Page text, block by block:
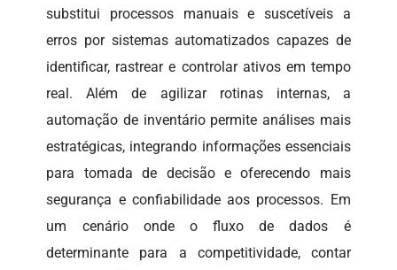
substitui processos manuais e suscetíveis a
erros por sistemas automatizados capazes de
identificar, rastrear e controlar ativos em tempo
real. Além de agilizar rotinas internas, a
automação de inventário permite análises mais
estratégicas, integrando informações essenciais
para tomada de decisão e oferecendo mais
segurança e confiabilidade aos processos. Em
um cenário onde o fluxo de dados é
determinante para a competitividade, contar